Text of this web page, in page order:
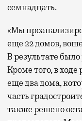
семнадцать.
«Мы
еще 22 домов,
В результате
Кроме того, в
еще два дома,
часть
также решено